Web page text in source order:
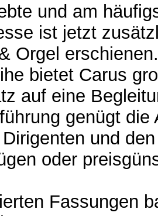
und am
ist jetzt
Orgel
bietet Carus
auf eine
genügt
und
oder
Fassungen